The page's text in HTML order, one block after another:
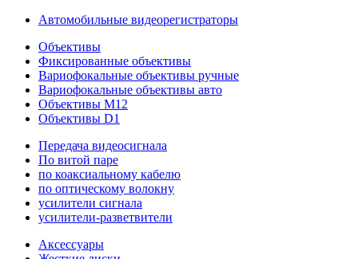
Автомобильные видеорегистраторы
Объективы
Фиксированные объективы
Вариофокальные объективы ручные
Вариофокальные объективы авто
Объективы M12
Объективы D1
Передача видеосигнала
По витой паре
по коаксиальному кабелю
по оптическому волокну
усилители сигнала
усилители-разветвители
Аксессуары